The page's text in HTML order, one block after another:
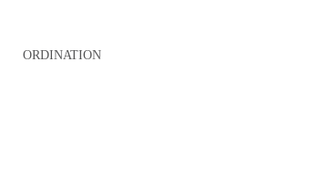
ORDINATION